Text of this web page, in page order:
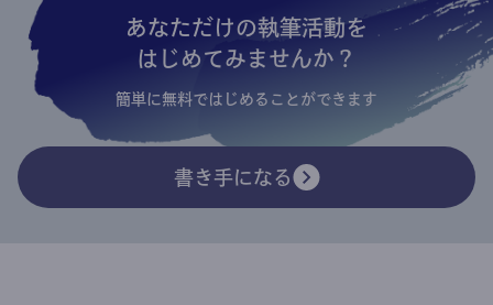
あなただけの執筆活動を
はじめてみませんか？
簡単に無料ではじめることができます
書き手になる